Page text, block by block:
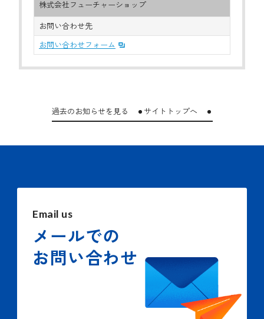
株式会社フューチャーショップ
お問い合わせ先
お問い合わせフォーム
過去のお知らせを見る サイトトップへ
Email us
メールでの
お問い合わせ